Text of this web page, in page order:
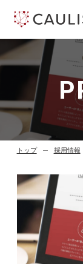
P
トップ 採用情報